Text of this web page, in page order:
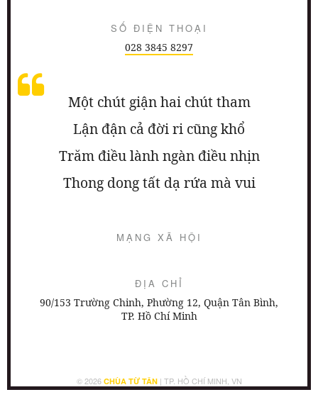
SỐ ĐIỆN THOẠI
028 3845 8297
Một chút giận hai chút tham
Lận đận cả đời ri cũng khổ
Trăm điều lành ngàn điều nhịn
Thong dong tất dạ rứa mà vui
MẠNG XÃ HỘI
ĐỊA CHỈ
90/153 Trường Chinh, Phường 12, Quận Tân Bình,
TP. Hồ Chí Minh
© 2026 CHÙA TỪ TÂN| TP. HỒ CHÍ MINH, VN